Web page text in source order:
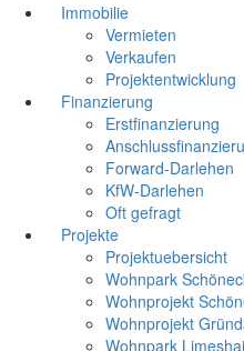
Immobilie
Vermieten
Verkaufen
Projektentwicklung
Finanzierung
Erstfinanzierung
Forward-Darlehen
KfW-Darlehen
Oft gefragt
Projekte
Projektuebersicht
Wohnpark
Wohnprojekt
Wohnprojekt
Wohnpark